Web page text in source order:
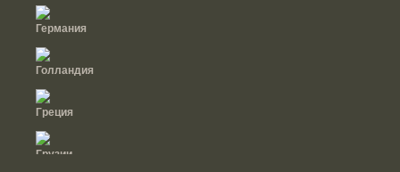
Германия
Голландия
Греция
Грузии